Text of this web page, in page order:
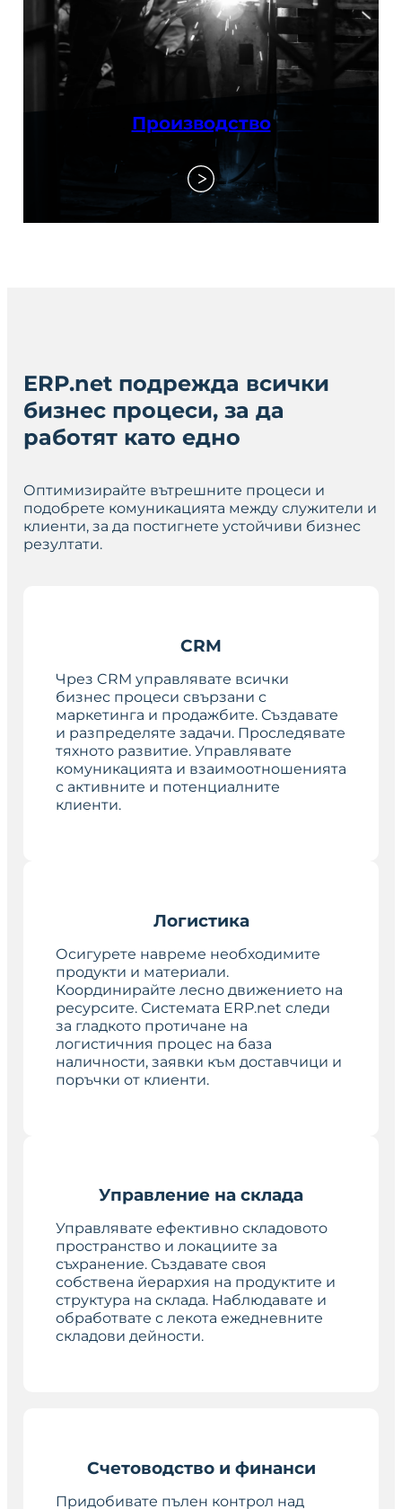
Производство
ERP.net подрежда всички
бизнес процеси, за да
работят като едно
Оптимизирайте вътрешните процеси и
подобрете комуникацията между служители и
клиенти, за да постигнете устойчиви бизнес
резултати.
CRM
Чрез CRM управлявате всички
бизнес процеси свързани с
маркетинга и продажбите. Създавате
и разпределяте задачи. Проследявате
тяхното развитие. Управлявате
комуникацията и взаимоотношенията
с активните и потенциалните
клиенти.
Логистика
Осигурете навреме необходимите
продукти и материали.
Координирайте лесно движението на
ресурсите. Системата ERP.net следи
за гладкото протичане на
логистичния процес на база
наличности, заявки към доставчици и
поръчки от клиенти.
Управление на склада
Управлявате ефективно складовото
пространство и локациите за
съхранение. Създавате своя
собствена йерархия на продуктите и
структура на склада. Наблюдавате и
обработвате с лекота ежедневните
складови дейности.
Счетоводство и финанси
Придобивате пълен контрол над